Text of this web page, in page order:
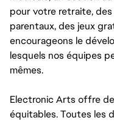
pour votre retraite,
parentaux, des jeux
encourageons le
lesquels nos équipes
mêmes.
Electronic Arts offre
équitables. Toutes les